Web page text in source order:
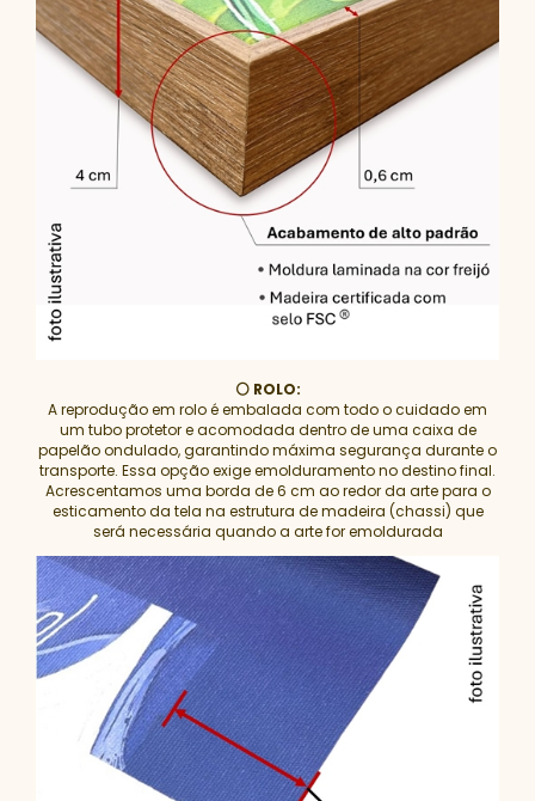
⚪ ROLO:
A reprodução em rolo é embalada com todo o cuidado em
um tubo protetor e acomodada dentro de uma caixa de
papelão ondulado, garantindo máxima segurança durante o
transporte. Essa opção exige emolduramento no destino final.
Acrescentamos uma borda de 6 cm ao redor da arte para o
esticamento da tela na estrutura de madeira (chassi) que
será necessária quando a arte for emoldurada